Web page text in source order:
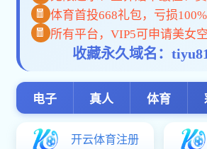
小年，这些习俗你都了解吗？
今天，我们绝不忘记！
世界艾滋病日 | 了解“艾” 预防“艾”